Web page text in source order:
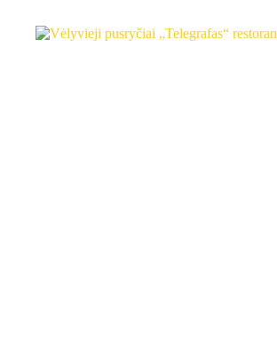
through